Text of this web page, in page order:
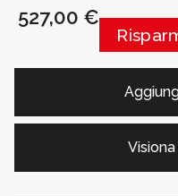
527,00 €